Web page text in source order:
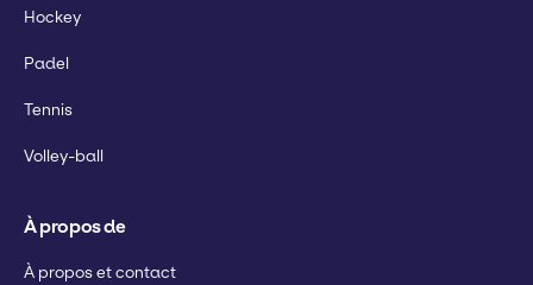
Hockey
Padel
Tennis
Volley-ball
À propos de
À propos et contact